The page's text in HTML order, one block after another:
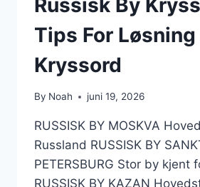
Tips For Løsning
Kryssord
By Noah juni 19, 2026
RUSSISK BY MOSKVA
Russland RUSSISK BY
PETERSBURG Stor by kjent
RUSSISK BY KAZAN